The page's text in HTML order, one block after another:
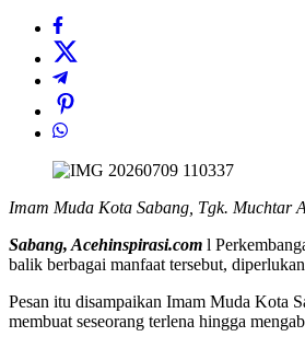
Imam Muda Kota Sabang, Tgk. Muchtar
Sabang, Acehinspirasi.com l
balik berbagai manfaat tersebut,
Pesan itu disampaikan Imam Muda Kota
membuat seseorang terlena hingga